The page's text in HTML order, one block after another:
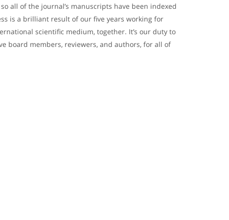
all of the journal’s manuscripts have been indexed
is a brilliant result of our five years working for
scientific medium, together. It’s our duty to
board members, reviewers, and authors, for all of